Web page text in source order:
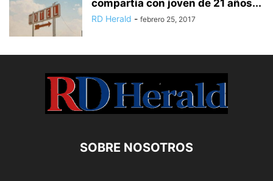
compartia con joven de 21 años...
RD Herald - febrero 25, 2017
SOBRE NOSOTROS